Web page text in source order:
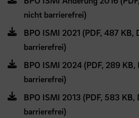
nicht barrierefrei)
BPO ISMI 2021 (PDF, 487 KB,
barrierefrei)
BPO ISMI 2024 (PDF, 289
barrierefrei)
BPO ISMI 2013 (PDF, 583
barrierefrei)